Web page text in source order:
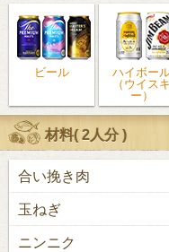
ビール
ハイボー
（ウイスキ
ー）
材料(2人分)
合い挽き肉
玉ねぎ
ニンニク